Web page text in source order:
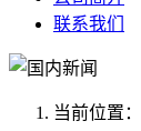
联系我们
当前位置：